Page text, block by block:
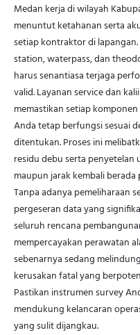
Medan kerja di wilayah
menuntut ketahanan serta
setiap kontraktor di
station, waterpass, dan
harus senantiasa terjaga
valid. Layanan service dan
memastikan setiap
Anda tetap berfungsi sesuai
ditentukan. Proses ini
residu debu serta penyetelan
maupun jarak kembali
Tanpa adanya pemeliharaan
pergeseran data yang
seluruh rencana
mempercayakan perawatan
sebenarnya sedang
kerusakan fatal yang
Pastikan instrumen survey
mendukung kelancaran
yang sulit dijangkau.